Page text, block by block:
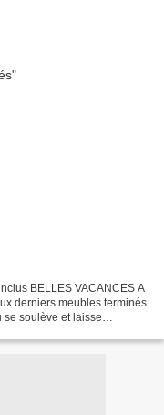
BELLES VACANCES A
derniers meubles terminés
se soulève et laisse